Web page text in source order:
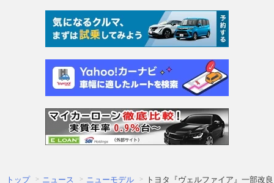
トップ ニュース ニューモデル トヨタ『ヴェルファイア』一部改